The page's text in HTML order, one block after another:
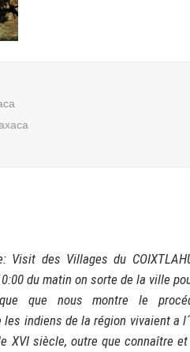
Visit des Villages du
du matin on sorte de la ville
que nous montre le
les indiens de la région vivaient a
le XVI siècle, outre que connaître